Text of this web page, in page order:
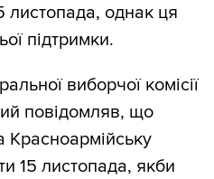
листопада, однак ця
підтримки.
виборчої комісії
повідомляв, що
Красноармійську
15 листопада, якби